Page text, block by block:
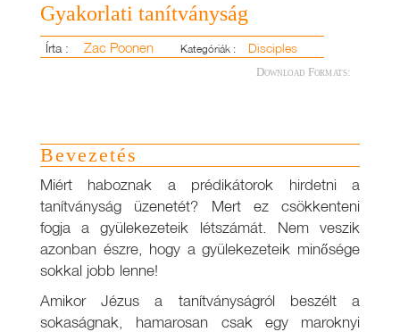
Gyakorlati tanítványság
Írta : Zac Poonen Kategóriák : Disciples
Download Formats:
Bevezetés
Miért haboznak a prédikátorok hirdetni a
tanítványság üzenetét? Mert ez csökkenteni
fogja a gyülekezeteik létszámát. Nem veszik
azonban észre, hogy a gyülekezeteik minősége
sokkal jobb lenne!
Amikor Jézus a tanítványságról beszélt a
sokaságnak, hamarosan csak egy maroknyi